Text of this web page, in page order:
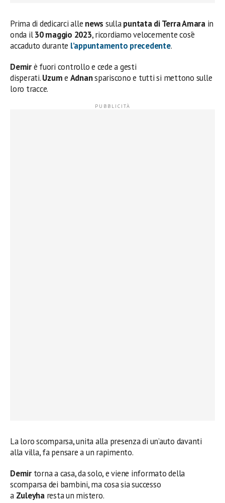
Prima di dedicarci alle news sullapuntata di Terra Amarain
onda il30 maggio 2023, ricordiamo velocemente cos’è
accaduto durante l’appuntamento precedente.
Demirè fuori controllo e cede a gesti
disperati.Uzume Adnanspariscono e tutti si mettono sulle
loro tracce.
La loro scomparsa, unita alla presenza di un’auto davanti
alla villa, fa pensare a un rapimento.
Demirtorna a casa, da solo, e viene informato della
scomparsa dei bambini, ma cosa sia successo
a Zuleyharesta un mistero.